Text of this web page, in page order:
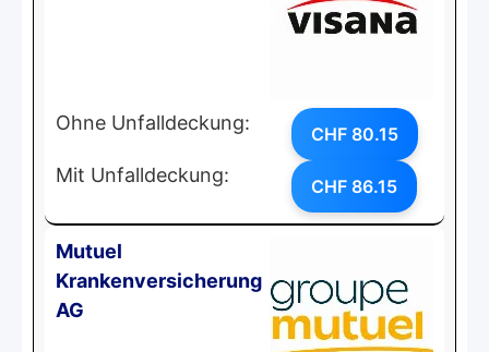
Ohne Unfalldeckung: CHF 80.15
Mit Unfalldeckung: CHF 86.15
Mutuel
Krankenversicherung
AG